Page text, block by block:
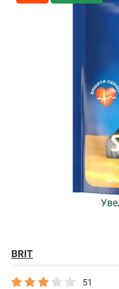
BRIT
51